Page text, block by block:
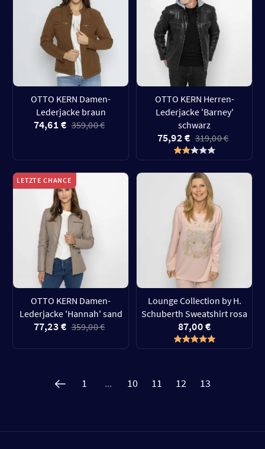
OTTO KERN Damen-
Lederjacke braun
74,61 € 359,00 €
OTTO KERN Herren-
Lederjacke 'Barney'
schwarz
75,92 € 319,00 €
LETZTE CHANCE
OTTO KERN Damen-
Lederjacke 'Hannah' sand
77,23 € 359,00 €
Lounge Collection by H.
Schuberth Sweatshirt rosa
87,00 €
1 ... 10 11 12 13